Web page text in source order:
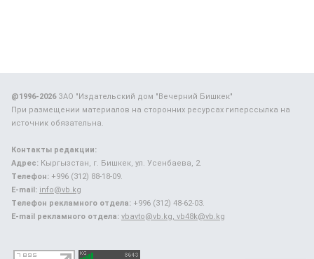
@1996-2026ЗАО "Издательский дом "Вечерний Бишкек"
При размещении материалов на сторонних ресурсах гиперссылка на
источник обязательна.
Контакты редакции:
Адрес: Кыргызстан, г. Бишкек, ул. Усенбаева, 2.
Телефон: +996 (312) 88-18-09.
E-mail: info@vb.kg
Телефон рекламного отдела: +996 (312) 48-62-03.
E-mail рекламного отдела: vbavto@vb.kg, vb48k@vb.kg